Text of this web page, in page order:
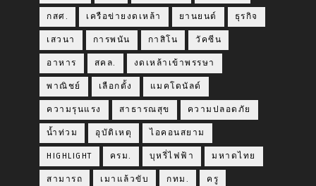
กสศ. เครือข่ายงดเหล้า ยานยนต์ ธุรกิจ
เสวนา การพนัน กาสิโน วัคซีน
อาหาร สคล. งดเหล้าเข้าพรรษา
พาณิชย์ เลือกตั้ง แมคโดนัลด์
ความรุนแรง สาธารณสุข ความปลอดภัย
น้ำท่วม อุบัติเหตุ ไอคอนสยาม
HIGHLIGHT ครม. บุหรี่ไฟฟ้า มหาดไทย
สามารถ เมาแล้วขับ กทม. ครู